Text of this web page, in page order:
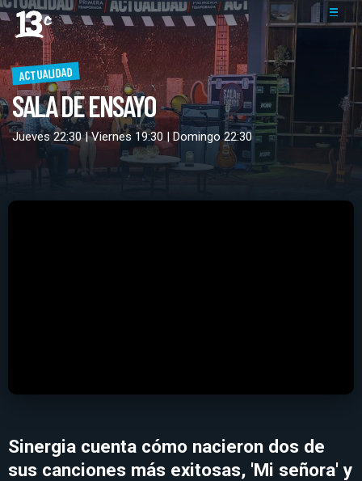
ACTUALIDAD
SALA DE ENSAYO
Jueves 22:30 | Viernes 19:30 | Domingo 22:30
Sinergia cuenta cómo nacieron dos de
sus canciones más exitosas, 'Mi señora' y